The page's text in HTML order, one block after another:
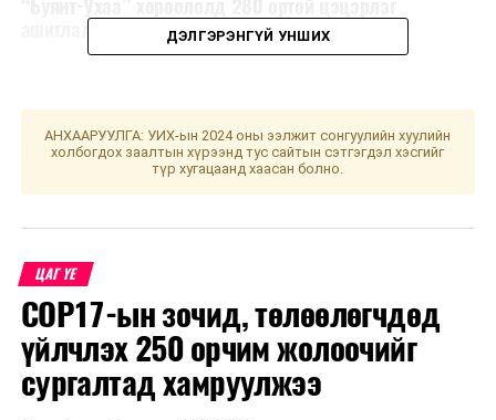
ДЭЛГЭРЭНГҮЙ УНШИХ
АНХААРУУЛГА: УИХ-ын 2024 оны ээлжит сонгуулийн хуулийн
холбогдох заалтын хүрээнд тус сайтын сэтгэгдэл хэсгийг
түр хугацаанд хаасан болно.
ЦАГ ҮЕ
COP17-ын зочид, төлөөлөгчдөд
үйлчлэх 250 орчим жолоочийг
сургалтад хамруулжээ